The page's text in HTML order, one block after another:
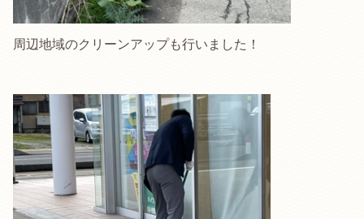
周辺地域のクリーンアップも行いました！